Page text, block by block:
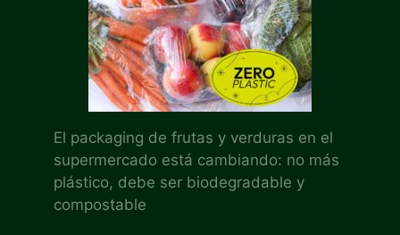
El packaging de frutas y verduras en el
supermercado está cambiando: no más
plástico, debe ser biodegradable y
compostable